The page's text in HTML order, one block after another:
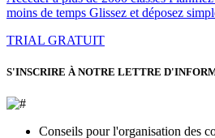
moins de temps Glissez et déposez
TRIAL GRATUIT
S'INSCRIRE À NOTRE LETTRE
Conseils pour l'organisation des